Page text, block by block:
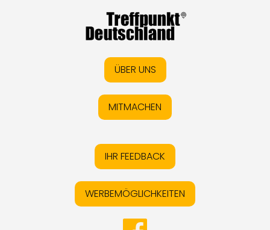
ÜBER UNS
MITMACHEN
IHR FEEDBACK
WERBEMÖGLICHKEITEN